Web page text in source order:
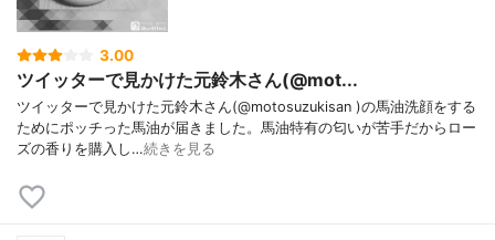
3.00
ツイッターで見かけた元鈴木さん(@mot...
ツイッターで見かけた元鈴木さん(@motosuzukisan )の馬油洗顔をする
ためにポッチった馬油が届きました。馬油特有の匂いが苦手だからロー
ズの香りを購入し…続きを見る